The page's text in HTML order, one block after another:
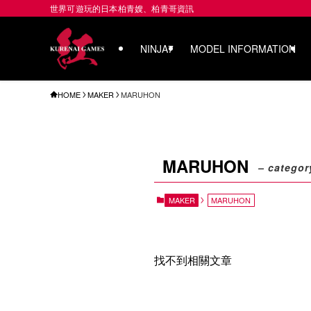
世界可遊玩的日本柏青嫂、柏青哥資訊
NINJA7 MODEL INFORMATION
HOME MAKER MARUHON
MARUHON –
MAKER MARUHON
找不到相關文章